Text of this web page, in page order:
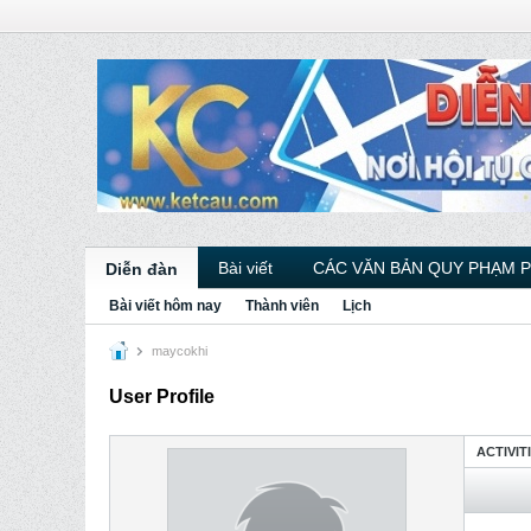
Diễn đàn Bài viết CÁC VĂN BẢN QUY PHẠM
Bài viết hôm nay Thành viên Lịch
maycokhi
User Profile